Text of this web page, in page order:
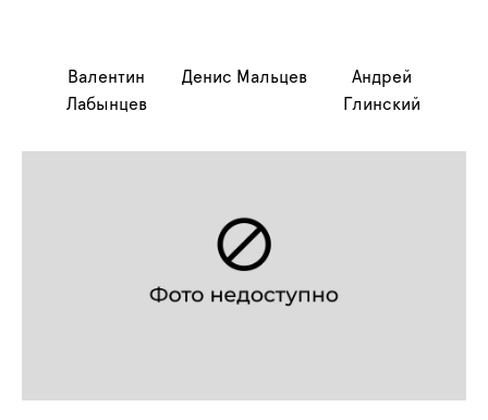
Валентин
Лабынцев
Денис Мальцев
Андрей
Глинский